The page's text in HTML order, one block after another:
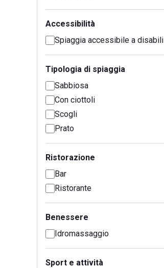
Accessibilità
Spiaggia accessibile a disabili
Tipologia di spiaggia
Sabbiosa
Con ciottoli
Scogli
Prato
Ristorazione
Bar
Ristorante
Benessere
Idromassaggio
Sport e attività